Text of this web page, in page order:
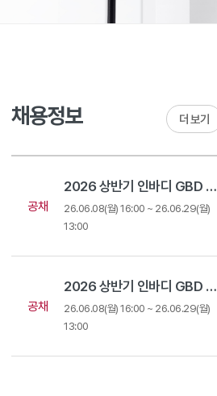
채용정보
공채
2026 상반기 인바디 GBD 채용 - 경력 채용
26.06.08(월) 16:00 ~ 26.06.29(월)
13:00
공채
2026 상반기 인바디 GBD 채용 - Expert Track
26.06.08(월) 16:00 ~ 26.06.29(월)
13:00
더 보기